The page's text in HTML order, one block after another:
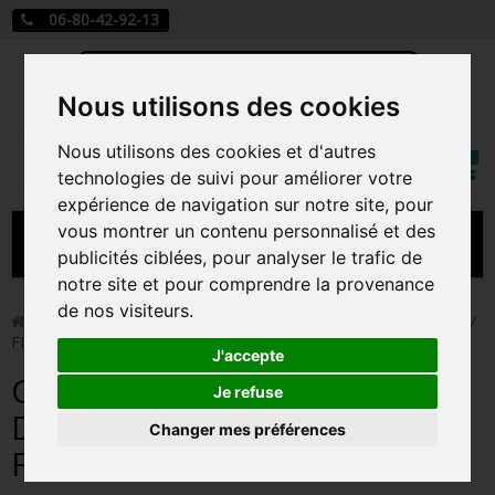
Nous utilisons des cookies
Nous utilisons des cookies et d'autres
technologies de suivi pour améliorer votre
expérience de navigation sur notre site, pour
vous montrer un contenu personnalisé et des
publicités ciblées, pour analyser le trafic de
notre site et pour comprendre la provenance
de nos visiteurs.
J'accepte
Je refuse
Changer mes préférences
06-80-42-92-13
Rechercher
Mon
MENU
CARTE A JOUER
PRÉCOMMANDE FIGURINES POP
FIGURINES POP MANGA
FIGURINES POP DISNEY
FIGURINES POP MARVEL
Funko Pop! > CRUELLA REVEAL / LES 101 DALMATIENS /
FIGURINE FUNKO POP
CRUELLA REVEAL / LES 101
DALMATIENS / FIGURINE
FUNKO POP